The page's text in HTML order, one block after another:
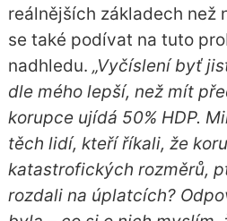
reálnějších základech než
se také podívat na tuto
nadhledu. „Vyčíslení byť
dle mého lepší, než mít
korupce ujídá 50% HDP.
těch lidí, kteří říkali, že
katastrofických rozměrů,
rozdali na úplatcích?